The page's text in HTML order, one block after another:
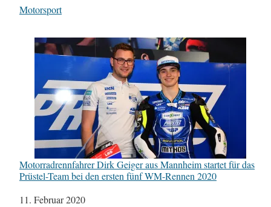
In Bezug auf
Motorsport
Motorradrennfahrer Dirk Geiger aus Mannheim startet für das
Prüstel-Team bei den ersten fünf WM-Rennen 2020
Datum
11. Februar 2020